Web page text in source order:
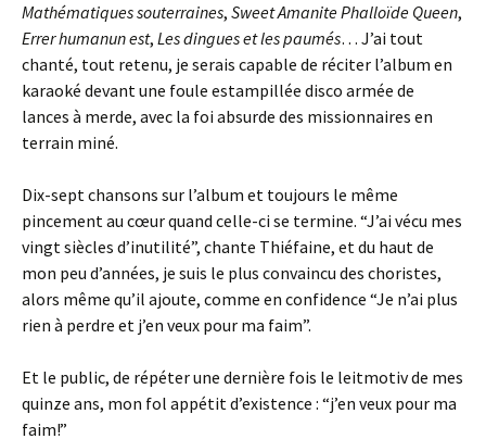
Mathématiques souterraines, Sweet Amanite Phalloïde Queen,
Errer humanun est, Les dingues et les paumés… J’ai tout
chanté, tout retenu, je serais capable de réciter l’album en
karaoké devant une foule estampillée disco armée de
lances à merde, avec la foi absurde des missionnaires en
terrain miné.
Dix-sept chansons sur l’album et toujours le même
pincement au cœur quand celle-ci se termine. “J’ai vécu mes
vingt siècles d’inutilité”, chante Thiéfaine, et du haut de
mon peu d’années, je suis le plus convaincu des choristes,
alors même qu’il ajoute, comme en confidence “Je n’ai plus
rien à perdre et j’en veux pour ma faim”.
Et le public, de répéter une dernière fois le leitmotiv de mes
quinze ans, mon fol appétit d’existence : “j’en veux pour ma
faim!”